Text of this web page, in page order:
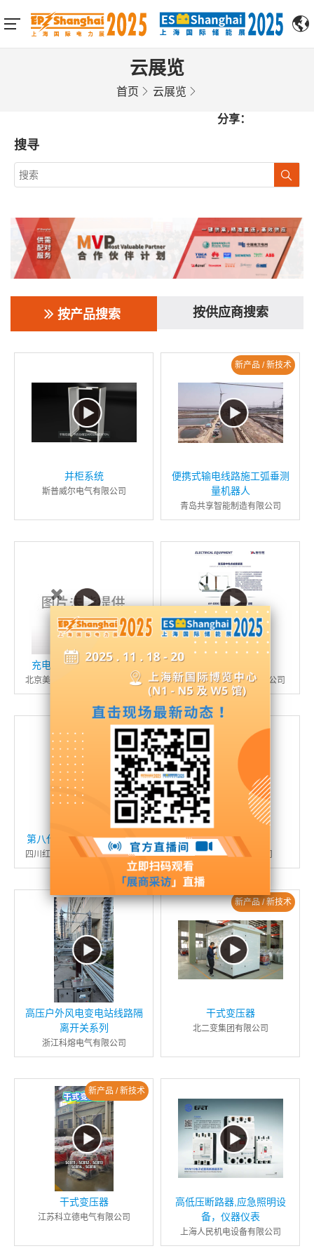
云展览
首页 云展览
分享：
搜寻
按产品搜索 按供应商搜索
并柜系统
斯普威尔电气有限公司
新产品 / 新技术
便携式输电线路施工弧垂测
量机器人
青岛共享智能制造有限公司
充电式液压钳AP130-C2
北京美氏米阳工业技术有限公司 大连新安越电力设备有限公司
新产品 / 新技术
第八代激光清障仪-RF系列
四川红岸基地智能科技有限公司
电网智能化
九石电力科技有限公司
高压户外风电变电站线路隔
离开关系列
浙江科熔电气有限公司
新产品 / 新技术
干式变压器
北二变集团有限公司
新产品 / 新技术
干式变压器
江苏科立德电气有限公司
高低压断路器,应急照明设
备，仪器仪表
上海人民机电设备有限公司